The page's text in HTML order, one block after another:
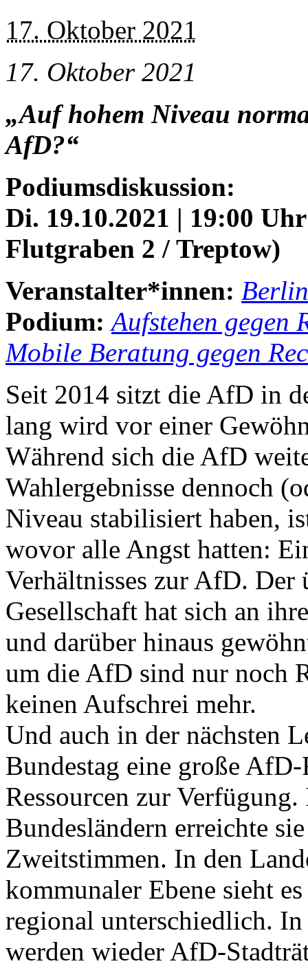
17. Oktober 2021
17. Oktober 2021
„Auf hohem Niveau
AfD?“
Podiumsdiskussion:
Di. 19.10.2021 | 19:00
Flutgraben 2 / Treptow)
Veranstalter*innen:
Podium: Aufstehen gegen
Mobile Beratung gegen
Seit 2014 sitzt die AfD in
lang wird vor einer
Während sich die AfD
Wahlergebnisse dennoch
Niveau stabilisiert haben,
wovor alle Angst hatten:
Verhältnisses zur AfD. Der
Gesellschaft hat sich an
und darüber hinaus
um die AfD sind nur noch
keinen Aufschrei mehr.
Und auch in der nächsten
Bundestag eine große
Ressourcen zur
Bundesländern erreichte
Zweitstimmen. In den
kommunaler Ebene sieht
regional unterschiedlich.
werden wieder AfD-